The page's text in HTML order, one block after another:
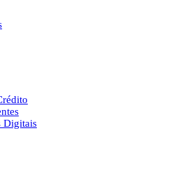
Digitais